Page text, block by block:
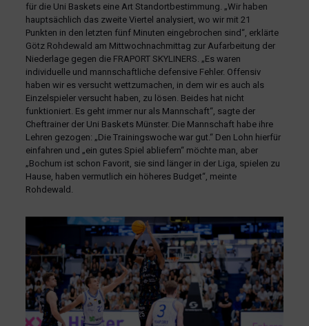
für die Uni Baskets eine Art Standortbestimmung. „Wir haben
hauptsächlich das zweite Viertel analysiert, wo wir mit 21
Punkten in den letzten fünf Minuten eingebrochen sind“, erklärte
Götz Rohdewald am Mittwochnachmittag zur Aufarbeitung der
Niederlage gegen die FRAPORT SKYLINERS. „Es waren
individuelle und mannschaftliche defensive Fehler. Offensiv
haben wir es versucht wettzumachen, in dem wir es auch als
Einzelspieler versucht haben, zu lösen. Beides hat nicht
funktioniert. Es geht immer nur als Mannschaft“, sagte der
Cheftrainer der Uni Baskets Münster. Die Mannschaft habe ihre
Lehren gezogen: „Die Trainingswoche war gut.“ Den Lohn hierfür
einfahren und „ein gutes Spiel abliefern“ möchte man, aber
„Bochum ist schon Favorit, sie sind länger in der Liga, spielen zu
Hause, haben vermutlich ein höheres Budget“, meinte
Rohdewald.